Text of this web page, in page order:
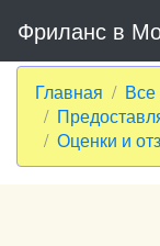
Фриланс в
Главная
Все
Оценки и